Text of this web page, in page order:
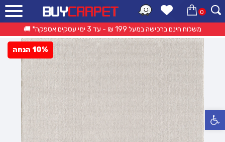
פתח סרגל נגישות
משלוח חינם ברכישה במעל 199 ₪ - עד 3 ימי עסקים אספקה* 🚚
0
»קטלוג מוצרים»שטיחים מודרניים» שטיח לולאות לום – קרם
10% הנחה